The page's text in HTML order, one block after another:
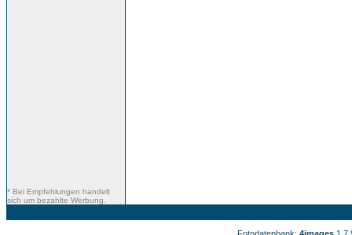
* Bei Empfehlungen handelt
sich um bezahlte Werbung.